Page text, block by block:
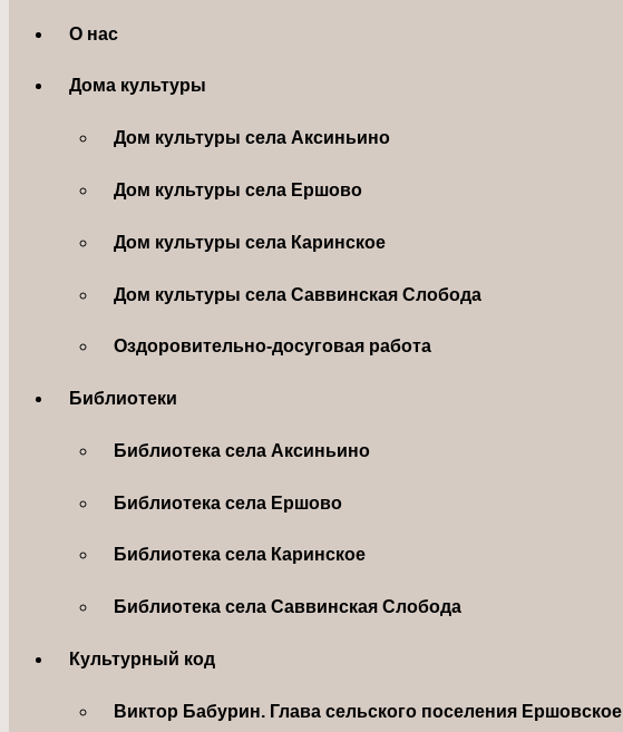
О нас
Дома культуры
Дом культуры села Аксиньино
Дом культуры села Ершово
Дом культуры села Каринское
Дом культуры села Саввинская Слобода
Оздоровительно-досуговая работа
Библиотеки
Библиотека села Аксиньино
Библиотека села Ершово
Библиотека села Каринское
Библиотека села Саввинская Слобода
Культурный код
Виктор Бабурин. Глава сельского поселения Ершовское